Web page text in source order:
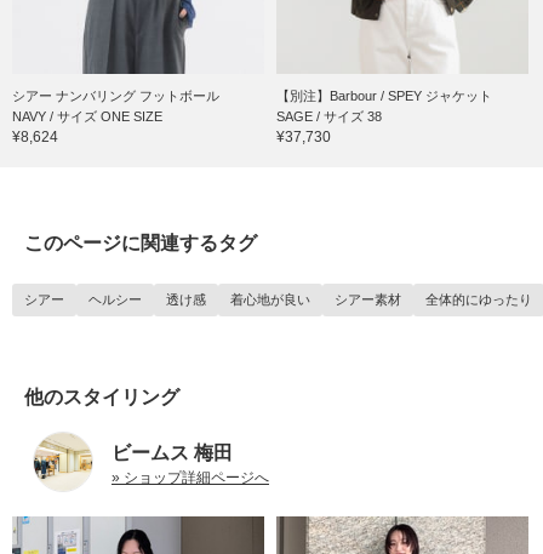
シアー ナンバリング フットボール
NAVY / サイズ ONE SIZE
¥8,624
【別注】Barbour / SPEY ジャケット
SAGE / サイズ 38
¥37,730
このページに関連するタグ
シアー ヘルシー 透け感 着心地が良い シアー素材 全体的にゆったり
他のスタイリング
ビームス 梅田
» ショップ詳細ページへ